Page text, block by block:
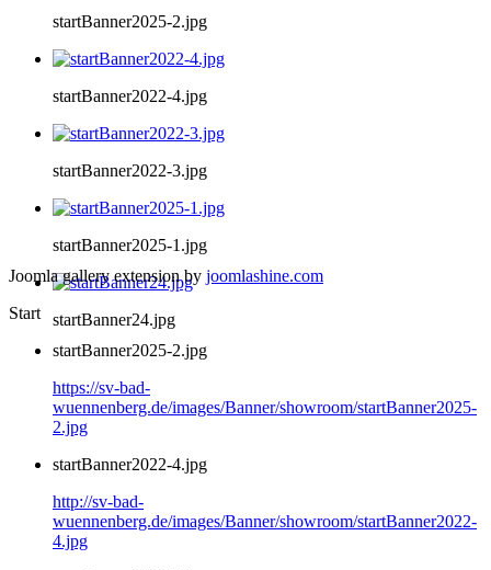
startBanner2025-2.jpg
startBanner2022-4.jpg
startBanner2022-3.jpg
startBanner2025-1.jpg
startBanner24.jpg
Joomla gallery extension by joomlashine.com
Start
startBanner2025-2.jpg
https://sv-bad-
wuennenberg.de/images/Banner/showroom/startBanner2025-
2.jpg
startBanner2022-4.jpg
http://sv-bad-
wuennenberg.de/images/Banner/showroom/startBanner2022-
4.jpg